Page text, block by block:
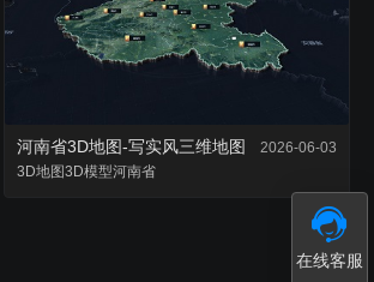
模型轻量化处理工具
在线客服
河南省3D地图-写实风三维地图
2026-06-03
3D地图3D模型河南省